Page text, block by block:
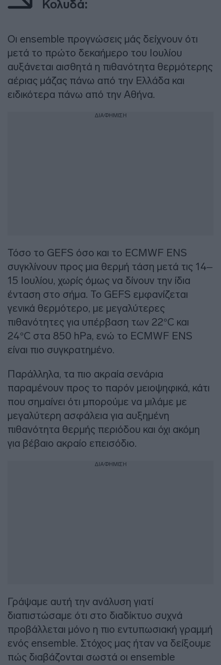
Κολυδά:
Οι ensemble προγνώσεις μάς δείχνουν ότι
μετά το πρώτο δεκαήμερο του Ιουλίου
αυξάνεται αισθητά η πιθανότητα θερμότερης
αέριας μάζας πάνω από την Ελλάδα και
ειδικότερα πάνω από την Αθήνα.
ΔΙΑΦΗΜΙΣΗ
Τόσο το GEFS όσο και το ECMWF ENS
συγκλίνουν προς μια θερμή τάση μετά τις 14–
15 Ιουλίου, χωρίς όμως να δίνουν την ίδια
ένταση στο σήμα. Το GEFS εμφανίζεται
γενικά θερμότερο, με μεγαλύτερες
πιθανότητες για υπέρβαση των 22°C και
24°C στα 850 hPa, ενώ το ECMWF ENS
είναι πιο συγκρατημένο.
Παράλληλα, τα πιο ακραία σενάρια
παραμένουν προς το παρόν μειοψηφικά, κάτι
που σημαίνει ότι μπορούμε να μιλάμε με
μεγαλύτερη ασφάλεια για αυξημένη
πιθανότητα θερμής περιόδου και όχι ακόμη
για βέβαιο ακραίο επεισόδιο.
ΔΙΑΦΗΜΙΣΗ
Γράψαμε αυτή την ανάλυση γιατί
διαπιστώσαμε ότι στο διαδίκτυο συχνά
προβάλλεται μόνο η πιο εντυπωσιακή γραμμή
ενός ensemble. Στόχος μας ήταν να δείξουμε
πώς διαβάζονται σωστά οι ensemble